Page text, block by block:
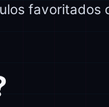
favoritados